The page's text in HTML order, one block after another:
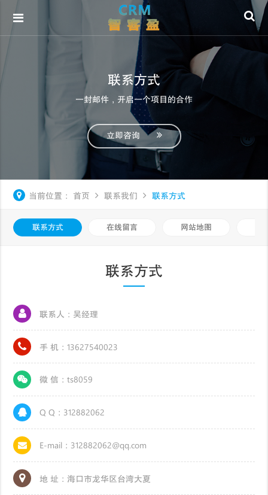
联系方式
一封邮件，开启一个项目的合作
立即咨询
当前位置： 首页 联系我们 联系方式
联系方式 在线留言 网站地图
联系方式
联系人：吴经理
手 机：13627540023
微 信：ts8059
Q Q：312882062
E-mail：312882062@qq.com
地 址：海口市龙华区台湾大夏